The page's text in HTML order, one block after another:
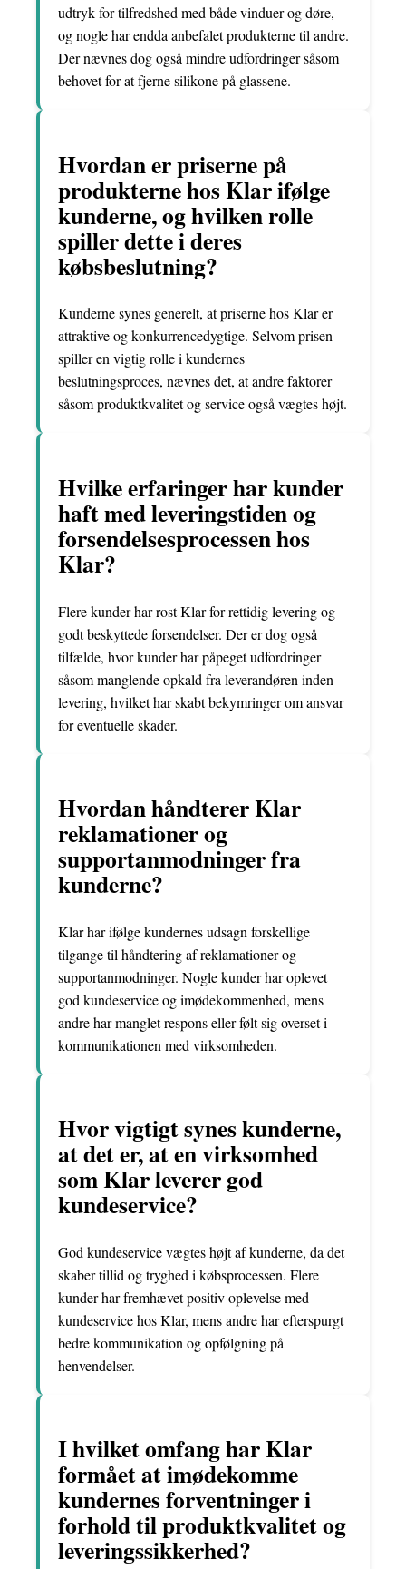
udtryk for tilfredshed med både vinduer og døre,
og nogle har endda anbefalet produkterne til andre.
Der nævnes dog også mindre udfordringer såsom
behovet for at fjerne silikone på glassene.
Hvordan er priserne på
produkterne hos Klar ifølge
kunderne, og hvilken rolle
spiller dette i deres
købsbeslutning?
Kunderne synes generelt, at priserne hos Klar er
attraktive og konkurrencedygtige. Selvom prisen
spiller en vigtig rolle i kundernes
beslutningsproces, nævnes det, at andre faktorer
såsom produktkvalitet og service også vægtes højt.
Hvilke erfaringer har kunder
haft med leveringstiden og
forsendelsesprocessen hos
Klar?
Flere kunder har rost Klar for rettidig levering og
godt beskyttede forsendelser. Der er dog også
tilfælde, hvor kunder har påpeget udfordringer
såsom manglende opkald fra leverandøren inden
levering, hvilket har skabt bekymringer om ansvar
for eventuelle skader.
Hvordan håndterer Klar
reklamationer og
supportanmodninger fra
kunderne?
Klar har ifølge kundernes udsagn forskellige
tilgange til håndtering af reklamationer og
supportanmodninger. Nogle kunder har oplevet
god kundeservice og imødekommenhed, mens
andre har manglet respons eller følt sig overset i
kommunikationen med virksomheden.
Hvor vigtigt synes kunderne,
at det er, at en virksomhed
som Klar leverer god
kundeservice?
God kundeservice vægtes højt af kunderne, da det
skaber tillid og tryghed i købsprocessen. Flere
kunder har fremhævet positiv oplevelse med
kundeservice hos Klar, mens andre har efterspurgt
bedre kommunikation og opfølgning på
henvendelser.
I hvilket omfang har Klar
formået at imødekomme
kundernes forventninger i
forhold til produktkvalitet og
leveringssikkerhed?